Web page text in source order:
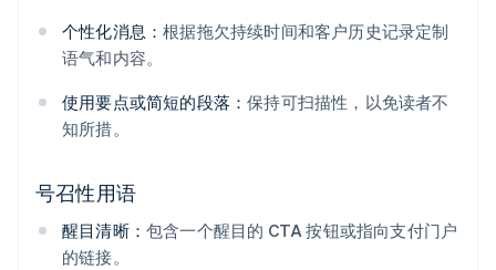
个性化消息：根据拖欠持续时间和客户历史记录定制
语气和内容。
使用要点或简短的段落：保持可扫描性，以免读者不
知所措。
号召性用语
醒目清晰： 包含一个醒目的 CTA 按钮或指向支付门户
的链接。